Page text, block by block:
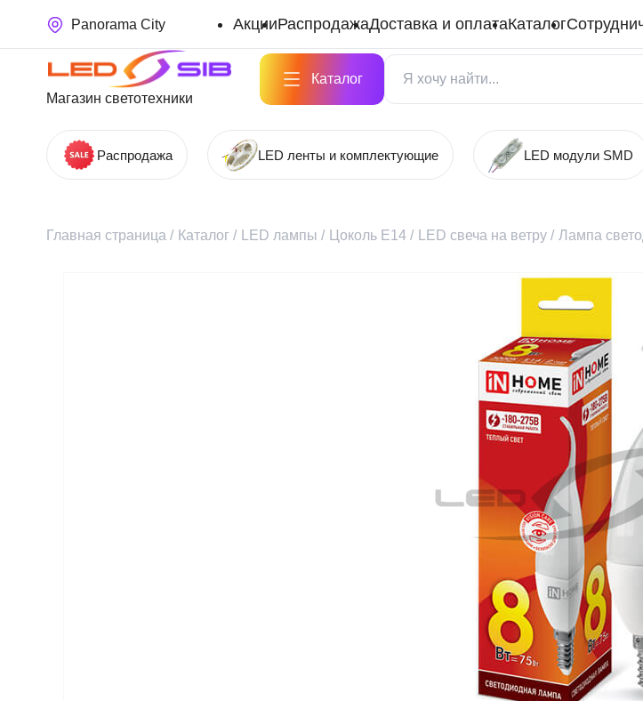
Panorama City АкцииРаспродажаДоставка и оплатаКаталог
Магазин светотехники
Каталог
Распродажа LED ленты и комплектующие LED модули SMD
Главная страница / Каталог / LED лампы / Цоколь Е14 / LED свеча на ветру / Лампа